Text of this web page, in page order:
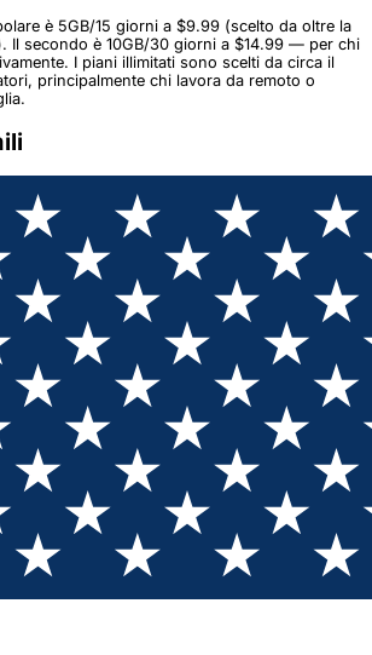
è 5GB/15 giorni a $9.99 (scelto da oltre la
Il secondo è 10GB/30 giorni a $14.99 — per chi
I piani illimitati sono scelti da circa il
principalmente chi lavora da remoto o